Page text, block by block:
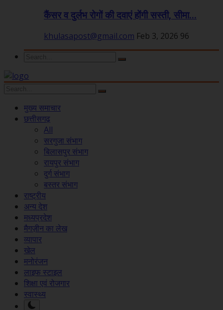
कैंसर व दुर्लभ रोगों की दवाएं होंगी सस्ती, सीमा...
khulasapost@gmail.com Feb 3, 2026 96
मुख्य समाचार
छत्तीसगढ़
All
सरगुजा संभाग
बिलासपुर संभाग
रायपुर संभाग
दुर्ग संभाग
बस्तर संभाग
राष्ट्रीय
अन्य देश
मध्यप्रदेश
मैगज़ीन का लेख
व्यापार
खेल
मनोरंजन
लाइफ स्टाइल
शिक्षा एवं रोजगार
स्वास्थ्य